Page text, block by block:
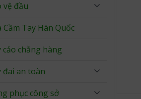
vệ đầu
Cầm Tay Hàn Quốc
cảo chằng hàng
đai an toàn
phục công sở